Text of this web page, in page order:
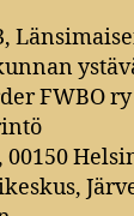
FWBO ry
00150